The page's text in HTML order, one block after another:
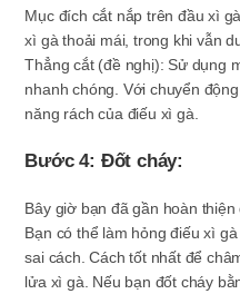
Mục đích cắt nắp trên đầu xì
xì gà thoải mái, trong khi vẫn
Thẳng cắt (đề nghị): Sử dụng
nhanh chóng. Với chuyển
năng rách của điếu xì gà.
Bước 4: Đốt cháy:
Bây giờ bạn đã gần hoàn
Bạn có thể làm hỏng điếu xì
sai cách. Cách tốt nhất để
lửa xì gà. Nếu bạn đốt cháy